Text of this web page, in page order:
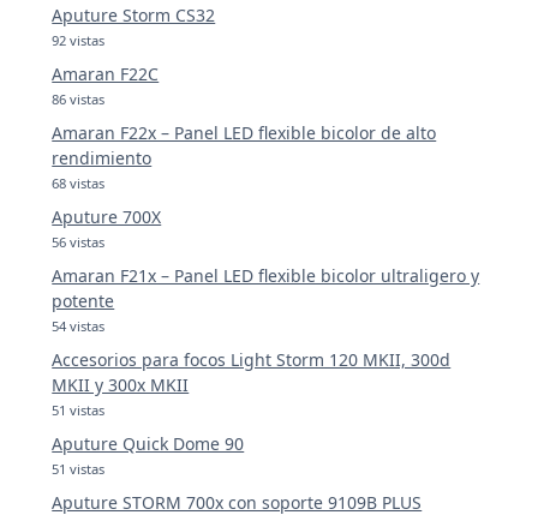
Aputure Storm CS32
92 vistas
Amaran F22C
86 vistas
Amaran F22x – Panel LED flexible bicolor de alto
rendimiento
68 vistas
Aputure 700X
56 vistas
Amaran F21x – Panel LED flexible bicolor ultraligero y
potente
54 vistas
Accesorios para focos Light Storm 120 MKII, 300d
MKII y 300x MKII
51 vistas
Aputure Quick Dome 90
51 vistas
Aputure STORM 700x con soporte 9109B PLUS